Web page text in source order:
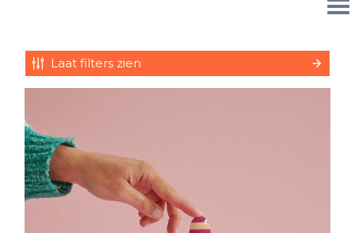
Laat filters zien